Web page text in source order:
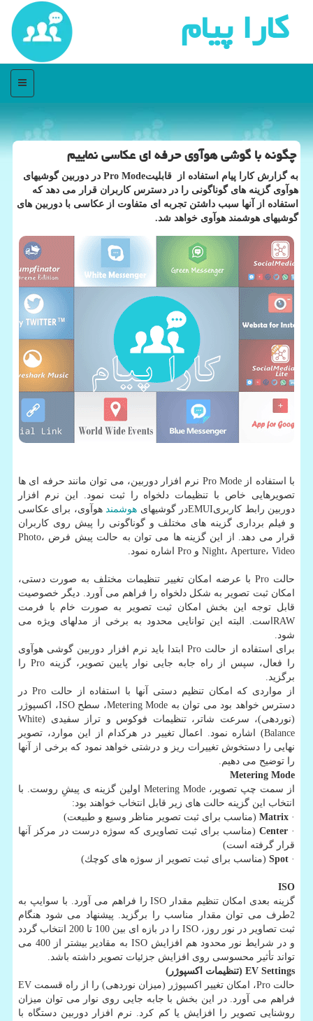
كارا پیام
منو
چگونه با گوشی هوآوی حرفه ای عكاسی نماییم
به گزارش كارا پیام استفاده از قابلیتPro Mode در دوربین گوشیهای
هوآوی گزینه های گوناگونی را در دسترس كاربران قرار می دهد كه
استفاده از آنها سبب داشتن تجربه ای متفاوت از عكاسی با دوربین های
گوشیهای هوشمند هوآوی خواهد شد.
با استفاده از Pro Mode نرم افزار دوربین، می توان مانند حرفه ای ها
تصویرهایی خاص با تنظیمات دلخواه را ثبت نمود. این نرم افزار
دوربین رابط كاربریEMUIدر گوشیهای
هوشمندهوآوی، برای عكاسی
و فیلم برداری گزینه های مختلف و گوناگونی را پیش روی كاربران
قرار می دهد. از این گزینه ها می توان به حالت پیش فرض Photo،
Night، Aperture، Video و Pro اشاره نمود.
حالت Pro با عرضه امكان تغییر تنظیمات مختلف به صورت دستی،
امكان ثبت تصویر به شكل دلخواه را فراهم می آورد. دیگر خصوصیت
قابل توجه این بخش امكان ثبت تصویر به صورت خام با فرمت
RAWاست. البته این توانایی محدود به برخی از مدلهای ویژه می
شود.
برای استفاده از حالت Pro ابتدا باید نرم افزار دوربین گوشی هوآوی
را فعال، سپس از راه جابه جایی نوار پایین تصویر، گزینه Pro را
برگزید.
از مواردی كه امكان تنظیم دستی آنها با استفاده از حالت Pro در
دسترس خواهد بود می توان به Metering Mode، سطح ISO، اكسپوژر
(نوردهی)، سرعت شاتر، تنظیمات فوكوس و تراز سفیدی (White
Balance) اشاره نمود. اعمال تغییر در هركدام از این موارد، تصویر
نهایی را دستخوش تغییرات ریز و درشتی خواهد نمود كه برخی از آنها
را توضیح می دهیم.
Metering Mode
از سمت چپ تصویر، Metering Mode اولین گزینه ی پیشِ روست. با
انتخاب این گزینه حالت های زیر قابل انتخاب خواهند بود:
·
Matrix (مناسب برای ثبت تصویر مناظر وسیع و طبیعت)
·
Center (مناسب برای ثبت تصاویری كه سوژه درست در مركز آنها
قرار گرفته است)
·
Spot (مناسب برای ثبت تصویر از سوژه های كوچك)
ISO
گزینه بعدی امكان تنظیم مقدار ISO را فراهم می آورد. با سوایپ به
2طرف می توان مقدار مناسب را برگزید. پیشنهاد می شود هنگام
ثبت تصاویر در نور روز، ISO را در بازه ای بین 100 تا 200 انتخاب گردد
و در شرایط نور محدود هم افزایش ISO به مقادیر بیشتر از 400 می
تواند تأثیر محسوسی روی افزایش جزئیات تصویر داشته باشد.
EV Settings (تنظیمات اكسپوژر)
حالت Pro، امكان تغییر اكسپوژر (میزان نوردهی) را از راه قسمت EV
فراهم می آورد. در این بخش با جابه جایی روی نوار می توان میزان
روشنایی تصویر را افزایش یا كم كرد. نرم افزار دوربین دستگاه با